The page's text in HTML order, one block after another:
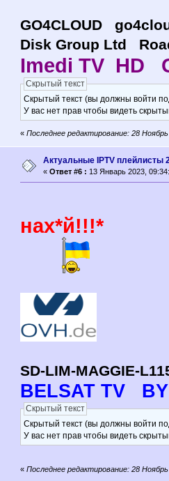
GO4CLOUD
Disk Group Ltd
Imedi TV HD
Скрытый текст
Скрытый текст (вы должны войти
У вас нет прав чтобы видеть
«Последнее редактирование: 28
Актуальные IPTV плейлисты
« Ответ #6 : 13 Январь 2023,
нах*й!!!*
SD-LIM-MAGGIE-
BELSAT TV
Скрытый текст
Скрытый текст (вы должны войти
У вас нет прав чтобы видеть
«Последнее редактирование: 28